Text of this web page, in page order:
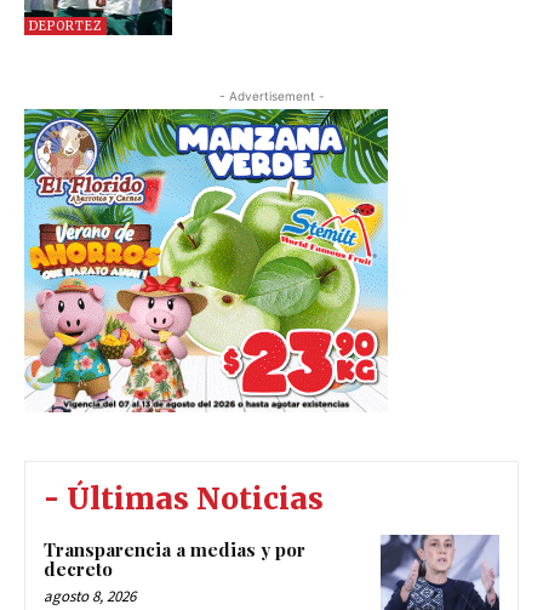
DEPORTEZ
- Advertisement -
- Últimas Noticias
Transparencia a medias y por
decreto
agosto 8, 2026